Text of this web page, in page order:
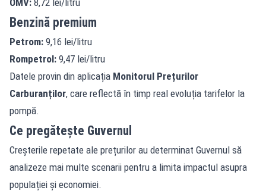
Benzină premium
Petrom: 9,16 lei/litru
Rompetrol: 9,47 lei/litru
Datele provin din aplicația Monitorul Prețurilor
Carburanților, care reflectă în timp real evoluția tarifelor la
pompă.
Ce pregătește Guvernul
Creșterile repetate ale prețurilor au determinat Guvernul să
analizeze mai multe scenarii pentru a limita impactul asupra
populației și economiei.